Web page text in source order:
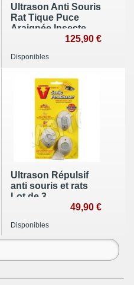
Ultrason Anti Souris
Rat Tique Puce
Araignée Insecte
Rampant 280m² lot
125,90 €
Disponibles
Ultrason Répulsif
anti souris et rats
Lot de 3
49,90 €
Disponibles